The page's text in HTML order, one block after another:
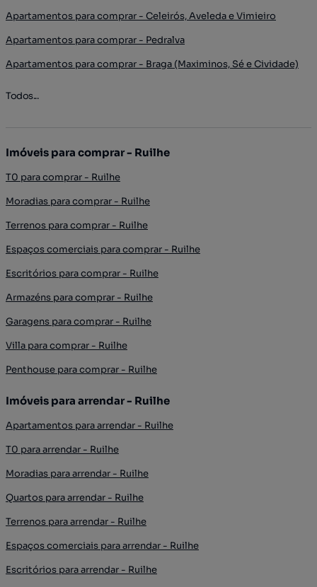
Apartamentos para comprar - Celeirós, Aveleda e Vimieiro
Apartamentos para comprar - Pedralva
Apartamentos para comprar - Braga (Maximinos, Sé e Cividade)
Todos...
Imóveis para comprar - Ruilhe
T0 para comprar - Ruilhe
Moradias para comprar - Ruilhe
Terrenos para comprar - Ruilhe
Espaços comerciais para comprar - Ruilhe
Escritórios para comprar - Ruilhe
Armazéns para comprar - Ruilhe
Garagens para comprar - Ruilhe
Villa para comprar - Ruilhe
Penthouse para comprar - Ruilhe
Imóveis para arrendar - Ruilhe
Apartamentos para arrendar - Ruilhe
T0 para arrendar - Ruilhe
Moradias para arrendar - Ruilhe
Quartos para arrendar - Ruilhe
Terrenos para arrendar - Ruilhe
Espaços comerciais para arrendar - Ruilhe
Escritórios para arrendar - Ruilhe